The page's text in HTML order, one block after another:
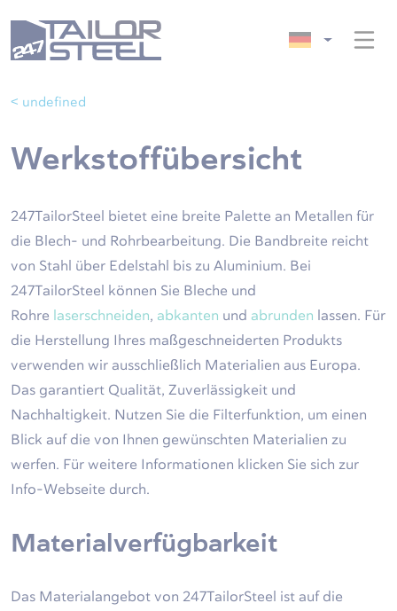
< undefined
Werkstoffübersicht
247TailorSteel bietet eine breite Palette an Metallen für
die Blech- und Rohrbearbeitung. Die Bandbreite reicht
von Stahl über Edelstahl bis zu Aluminium. Bei
247TailorSteel können Sie Bleche und
Rohre
laserschneiden, abkanten und abrunden
lassen. Für
die Herstellung Ihres maßgeschneiderten Produkts
verwenden wir ausschließlich Materialien aus Europa.
Das garantiert Qualität, Zuverlässigkeit und
Nachhaltigkeit. Nutzen Sie die Filterfunktion, um einen
Blick auf die von Ihnen gewünschten Materialien zu
werfen. Für weitere Informationen klicken Sie sich zur
Info-Webseite durch.
Materialverfügbarkeit
Das Materialangebot von 247TailorSteel ist auf die